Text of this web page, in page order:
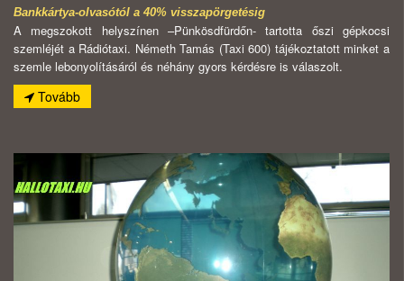
Bankkártya-olvasótól a 40% visszapörgetésig
A megszokott helyszínen –Pünkösdfürdőn- tartotta őszi gépkocsi
szemléjét a Rádiótaxi. Németh Tamás (Taxi 600) tájékoztatott minket a
szemle lebonyolításáról és néhány gyors kérdésre is válaszolt.
Tovább